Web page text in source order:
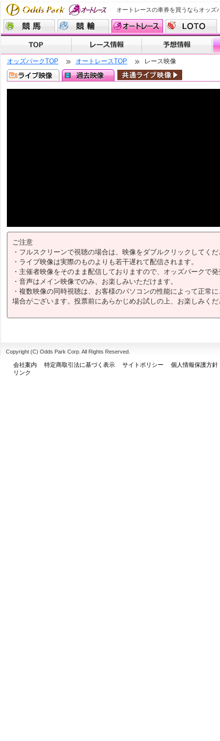
オートレースの車券を買うならオッズ
オッズパークTOP オートレースTOP レース映像
ご注意
・フルスクリーンで視聴の場合は、映像をダブルクリックしてく
・ライブ映像は実際のものよりも若干遅れて配信されます。
・主催者映像をそのまま配信しておりますので、オッズパークで
・音声はメイン映像でのみ、お楽しみいただけます。
・複数映像の同時視聴は、お客様のパソコンの性能によって正常
場合がございます。投票前にあらかじめお試しの上、お楽しみく
Copyright (C) Odds Park Corp. All Rights Reserved.
会社案内 特定商取引法に基づく表示 サイトポリシー
個人情報保護方針
リンク